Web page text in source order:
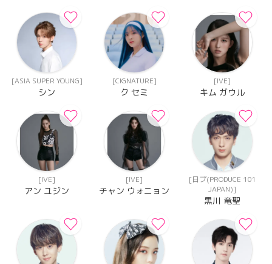
[ASIA SUPER YOUNG]
シン
[CIGNATURE]
ク セミ
[IVE]
キム ガウル
[IVE]
アン ユジン
[IVE]
チャン ウォニョン
[日プ(PRODUCE 101
JAPAN)]
黒川 竜聖